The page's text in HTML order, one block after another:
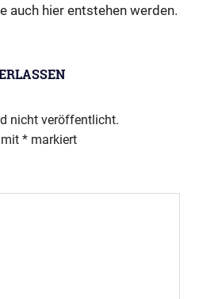
auch hier entstehen werden.
nicht veröffentlicht.
* markiert